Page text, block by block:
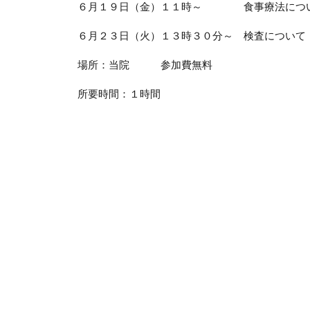
６月１９日（金）１１時～ 食事療法につ
６月２３日（火）１３時３０分～ 検査について
場所：当院 参加費無料
所要時間：１時間